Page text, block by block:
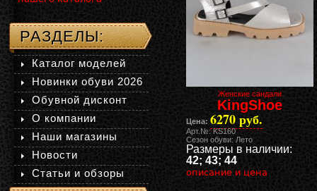
Женские сандали
KingShoe
Цена: 6270 руб.
Арт.№: KS160
Сезон обуви: Лето
Размеры в наличии:
42; 43; 44
описание и цена
РАЗДЕЛЫ:
Каталог моделей
Новинки обуви 2026
Обувной дисконт
О компании
Наши магазины
Новости
Статьи и обзоры